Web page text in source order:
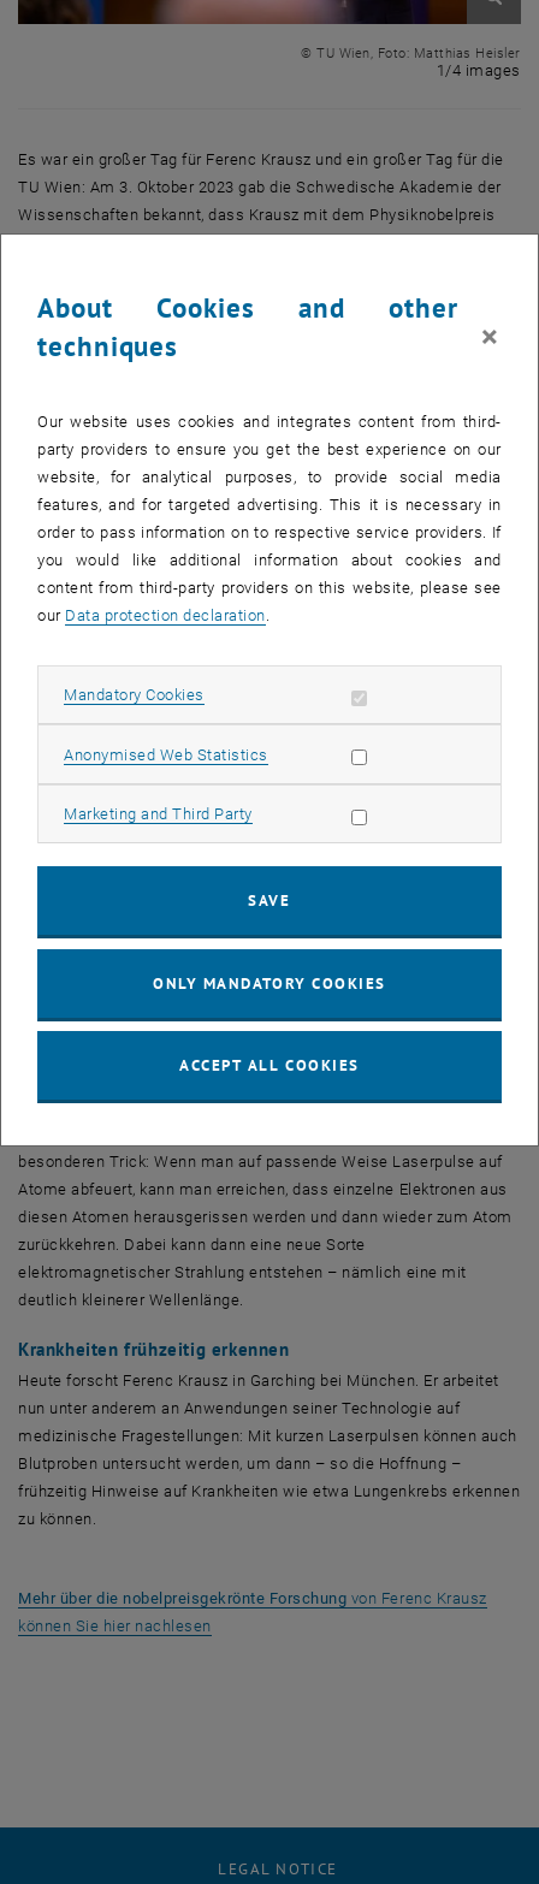
© TU Wien, Foto: Matthias Heisler
1/4 images
Es war ein großer Tag für Ferenc Krausz und ein großer Tag für die
TU Wien: Am 3. Oktober 2023 gab die Schwedische Akademie der
Wissenschaften bekannt, dass Krausz mit dem Physiknobelpreis
Gußhausstraße an der TU Wien durchgeführt hatte.
Schon kurz darauf kam Ferenc Krausz spontan nach Wien, um den
Nobelpreis zu feiern – für einen großen Festvortrag war damals
Fakultät für Elektrotechnik und Informationstechnik der TU Wien, die
zusammen mit dem Österreichischen Verband für Elektrotechnik
(OVE) eine High-Profile Lecture Series ausrichtet, hielt Ferenc
Krausz am 13. Mai 2024 im Kuppelsaal der TU Wien einen Vortrag
über seine nobelpreisgekrönten Erkenntnisse und die
Anwendungsmöglichkeiten, die sich daraus ergeben. Wegen des
großen Andrangs wurde der Vortrag auch live in den Hörsaal EI7 in
der Gußhausstraße übertragen.
von Prof. Jens Schneider, dem Rektor der TU Wien, Prof. Norbert
Dipl.-Ing. Peter Reichel, dem Generalsekretär der OVE und Prof.
Christof Gattringer, dem Präsidenten des FWF.
Ultrakurze Lichtpulse
Wenn man extrem schnelle Vorgänge beobachten möchte, zum
Beispiel das Verhalten eines Elektrons im Atom, braucht man
Lasern so modifizieren, dass statt eines dauerhaften,
gleichbleibenden Strahls gepulste Lichtblitze entstehen. Dabei
Krausz und sein Team war also klar: Für extrem kurze Pulse braucht
besonderen Trick: Wenn man auf passende Weise Laserpulse auf
Atome abfeuert, kann man erreichen, dass einzelne Elektronen aus
diesen Atomen herausgerissen werden und dann wieder zum Atom
zurückkehren. Dabei kann dann eine neue Sorte
elektromagnetischer Strahlung entstehen – nämlich eine mit
deutlich kleinerer Wellenlänge.
Krankheiten frühzeitig erkennen
Heute forscht Ferenc Krausz in Garching bei München. Er arbeitet
nun unter anderem an Anwendungen seiner Technologie auf
medizinische Fragestellungen: Mit kurzen Laserpulsen können auch
Blutproben untersucht werden, um dann – so die Hoffnung –
frühzeitig Hinweise auf Krankheiten wie etwa Lungenkrebs erkennen
zu können.
Mehr über die nobelpreisgekrönte Forschung von Ferenc Krausz
können Sie hier nachlesen
LEGAL NOTICE
About Cookies and other
techniques
×
Our website uses cookies and integrates content from third-
party providers to ensure you get the best experience on our
website, for analytical purposes, to provide social media
features, and for targeted advertising. This it is necessary in
order to pass information on to respective service providers. If
you would like additional information about cookies and
content from third-party providers on this website, please see
our Data protection declaration
Mandatory Cookies Allow mandatory cookies
Anonymised Web Statistics Allow statistic cookies
Marketing and Third Party Allow marketing cookies
SAVE
ONLY MANDATORY COOKIES
ACCEPT ALL COOKIES